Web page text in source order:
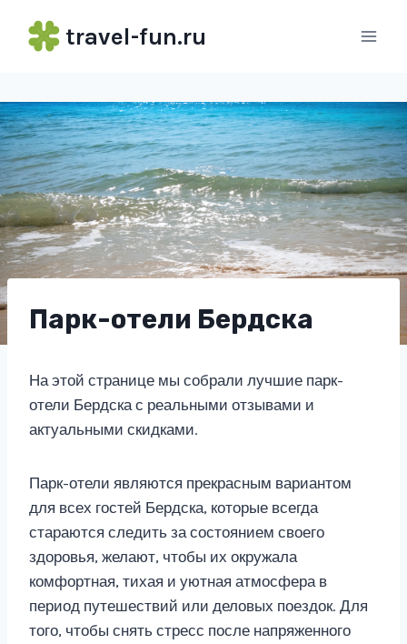
travel-fun.ru
Парк-отели Бердска
На этой странице мы собрали лучшие парк-
отели Бердска с реальными отзывами и
актуальными скидками.
Парк-отели являются прекрасным вариантом
для всех гостей Бердска, которые всегда
стараются следить за состоянием своего
здоровья, желают, чтобы их окружала
комфортная, тихая и уютная атмосфера в
период путешествий или деловых поездок. Для
того, чтобы снять стресс после напряженного